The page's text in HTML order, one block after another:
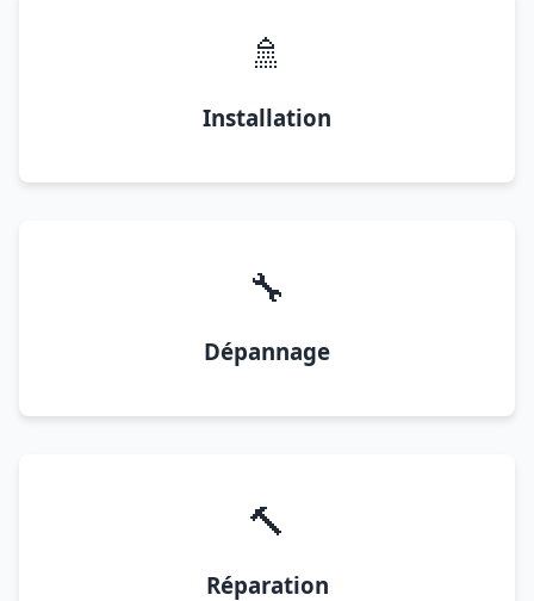
🚿
Installation
🔧
Dépannage
🔨
Réparation